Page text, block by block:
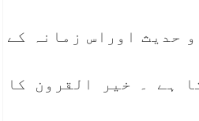
حدیث اوراس زمانہ کے
ہے ۔ خیر القرون کا